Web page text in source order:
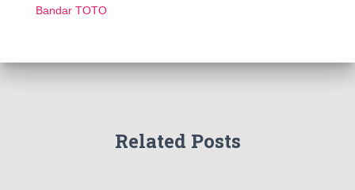
Bandar TOTO
Related Posts